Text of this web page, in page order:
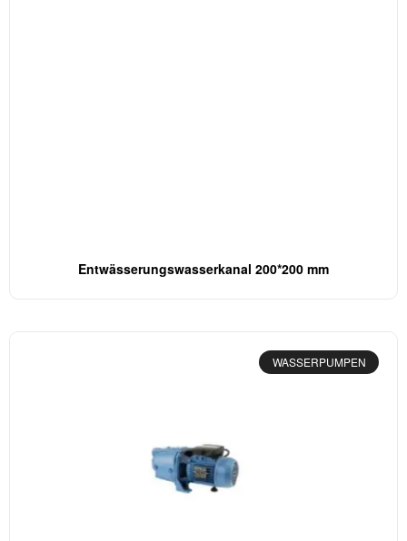
Entwässerungswasserkanal 200*200 mm
WASSERPUMPEN